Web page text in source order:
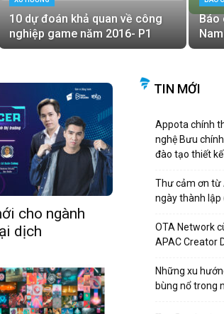
10 dự đoán khả quan về công
nghiệp game năm 2016- P1
Báo
cho ngành
dịch
TIN MỚI
Appota chính
nghệ Bưu
đào tạo thiết
Thư cảm ơn từ
ngày thành
OTA Network
APAC Creator
Những xu
bùng nổ trong